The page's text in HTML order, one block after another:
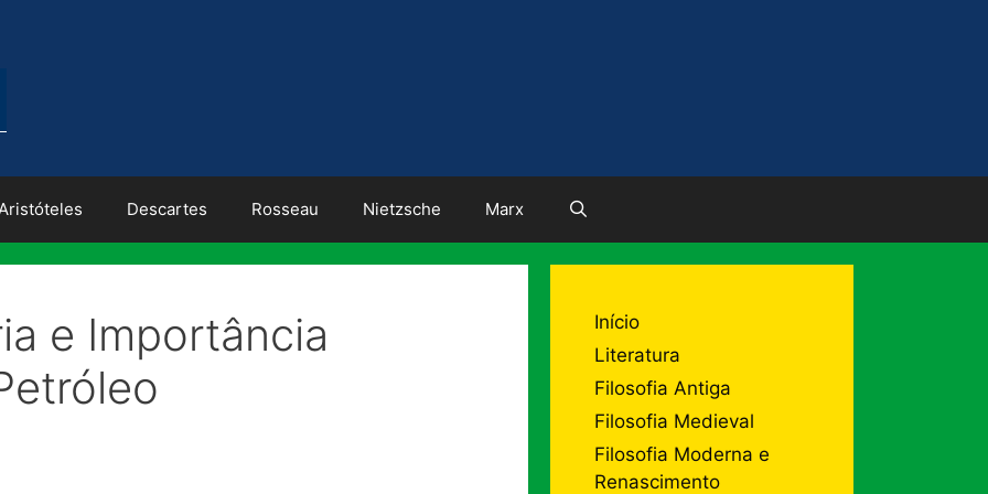
Descartes Rosseau Nietzsche Marx
e Importância
Início
Literatura
Filosofia Antiga
Filosofia Medieval
Filosofia Moderna e
Renascimento